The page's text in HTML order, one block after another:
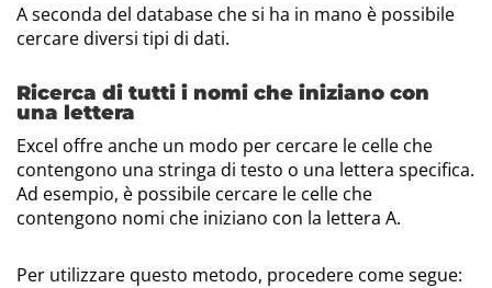
A seconda del database che si ha in mano è possibile
cercare diversi tipi di dati.
Ricerca di tutti i nomi che iniziano con
una lettera
Excel offre anche un modo per cercare le celle che
contengono una stringa di testo o una lettera specifica.
Ad esempio, è possibile cercare le celle che
contengono nomi che iniziano con la lettera A.
Per utilizzare questo metodo, procedere come segue: